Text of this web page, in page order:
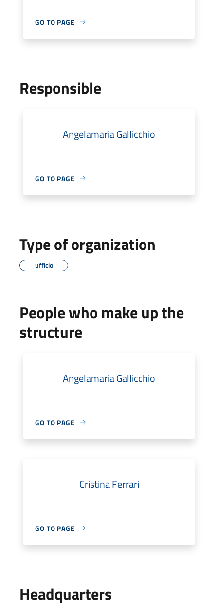
GO TO PAGE
Responsible
Angelamaria Gallicchio
GO TO PAGE
Type of organization
ufficio
People who make up the
structure
Angelamaria Gallicchio
GO TO PAGE
Cristina Ferrari
GO TO PAGE
Headquarters